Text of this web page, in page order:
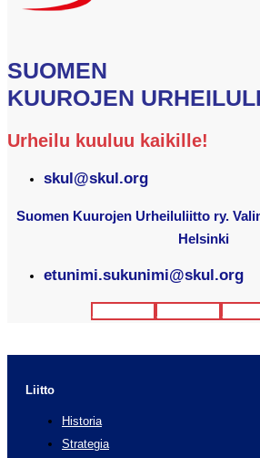
SUOMEN
KUUROJEN
Urheilu kuuluu kaikille!
skul@skul.org
Suomen Kuurojen Urheiluliitto ry.
Helsinki
etunimi.sukunimi@skul.org
Liitto
Historia
Strategia